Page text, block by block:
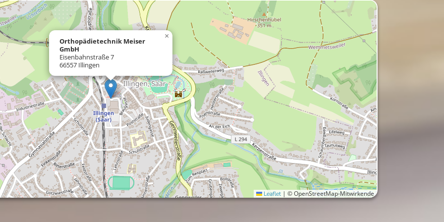
Orthopädietechnik Meiser
GmbH
Eisenbahnstraße 7
66557 Illingen
×
Leaflet | © OpenStreetMap-Mitwirkende